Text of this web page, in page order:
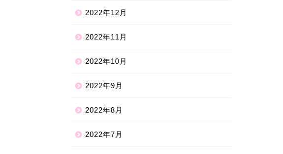
2022年12月
2022年11月
2022年10月
2022年9月
2022年8月
2022年7月